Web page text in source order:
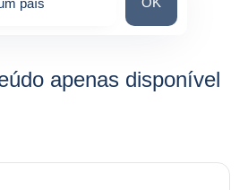
país
apenas disponível